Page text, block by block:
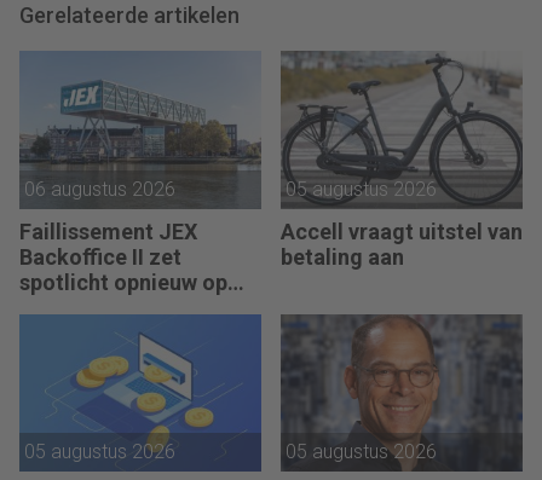
Gerelateerde artikelen
06 augustus 2026
Faillissement JEX
Backoffice II zet
spotlicht opnieuw op
05 augustus 2026
Accell vraagt uitstel van
betaling aan
05 augustus 2026 05 augustus 2026